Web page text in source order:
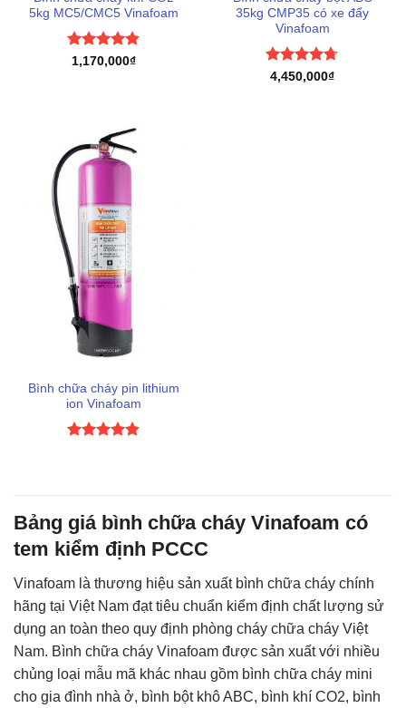
5kg MC5/CMC5 Vinafoam
Được xếp
1,170,000₫
35kg CMP35 có xe đẩy
Vinafoam
Được xếp
4,450,000₫
Bình chữa cháy pin lithium
ion Vinafoam
Bảng giá bình chữa cháy Vinafoam có
tem kiểm định PCCC
Vinafoam là thương hiệu sản xuất bình chữa cháy chính
hãng tại Việt Nam đạt tiêu chuẩn kiểm định chất lượng sử
dụng an toàn theo quy định phòng cháy chữa cháy Việt
Nam. Bình chữa cháy Vinafoam được sản xuất với nhiều
chủng loại mẫu mã khác nhau gồm bình chữa cháy mini
cho gia đình nhà ở, bình bột khô ABC, bình khí CO2, bình